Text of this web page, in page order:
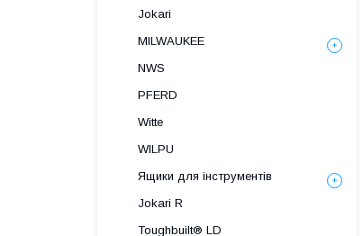
Jokari
MILWAUKEE
NWS
PFERD
Witte
WILPU
Ящики для інструментів
Jokari R
Toughbuilt® LD